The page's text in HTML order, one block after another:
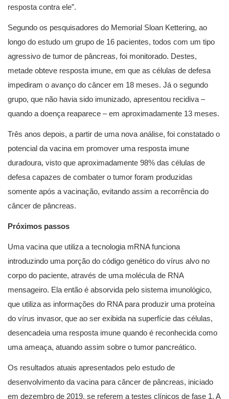
resposta contra ele”.
Segundo os pesquisadores do Memorial Sloan Kettering, ao
longo do estudo um grupo de 16 pacientes, todos com um tipo
agressivo de tumor de pâncreas, foi monitorado. Destes,
metade obteve resposta imune, em que as células de defesa
impediram o avanço do câncer em 18 meses. Já o segundo
grupo, que não havia sido imunizado, apresentou recidiva –
quando a doença reaparece – em aproximadamente 13 meses.
Três anos depois, a partir de uma nova análise, foi constatado o
potencial da vacina em promover uma resposta imune
duradoura, visto que aproximadamente 98% das células de
defesa capazes de combater o tumor foram produzidas
somente após a vacinação, evitando assim a recorrência do
câncer de pâncreas.
Próximos passos
Uma vacina que utiliza a tecnologia mRNA funciona
introduzindo uma porção do código genético do vírus alvo no
corpo do paciente, através de uma molécula de RNA
mensageiro. Ela então é absorvida pelo sistema imunológico,
que utiliza as informações do RNA para produzir uma proteína
do vírus invasor, que ao ser exibida na superfície das células,
desencadeia uma resposta imune quando é reconhecida como
uma ameaça, atuando assim sobre o tumor pancreático.
Os resultados atuais apresentados pelo estudo de
desenvolvimento da vacina para câncer de pâncreas, iniciado
em dezembro de 2019, se referem a testes clínicos de fase 1. A